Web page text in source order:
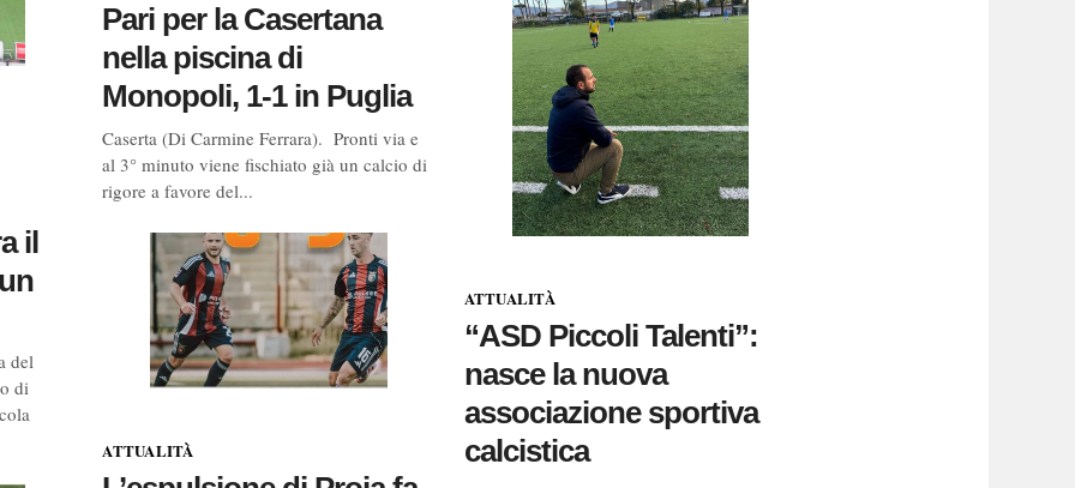
il
del
di
Pari per la Casertana
nella piscina di
Monopoli, 1-1 in Puglia
Caserta (Di Carmine Ferrara). Pronti via e
al 3° minuto viene fischiato già un calcio di
rigore a favore del...
ATTUALITÀ
ATTUALITÀ
“ASD Piccoli Talenti”:
nasce la nuova
associazione sportiva
calcistica